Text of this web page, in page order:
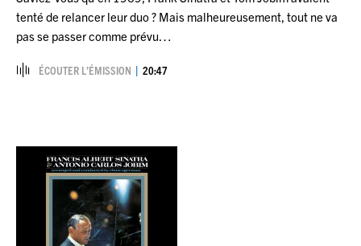
tenté de relancer leur duo ? Mais malheureusement, tout ne va
pas se passer comme prévu…
ÉCOUTER L’ÉMISSION 20:47